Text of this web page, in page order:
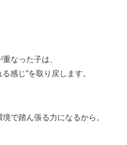
重なった子は、
感じ”を取り戻します。
で踏ん張る力になるから。